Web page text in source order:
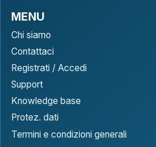
MENU
Chi siamo
Contattaci
Registrati / Accedi
Support
Knowledge base
Protez. dati
Termini e condizioni generali